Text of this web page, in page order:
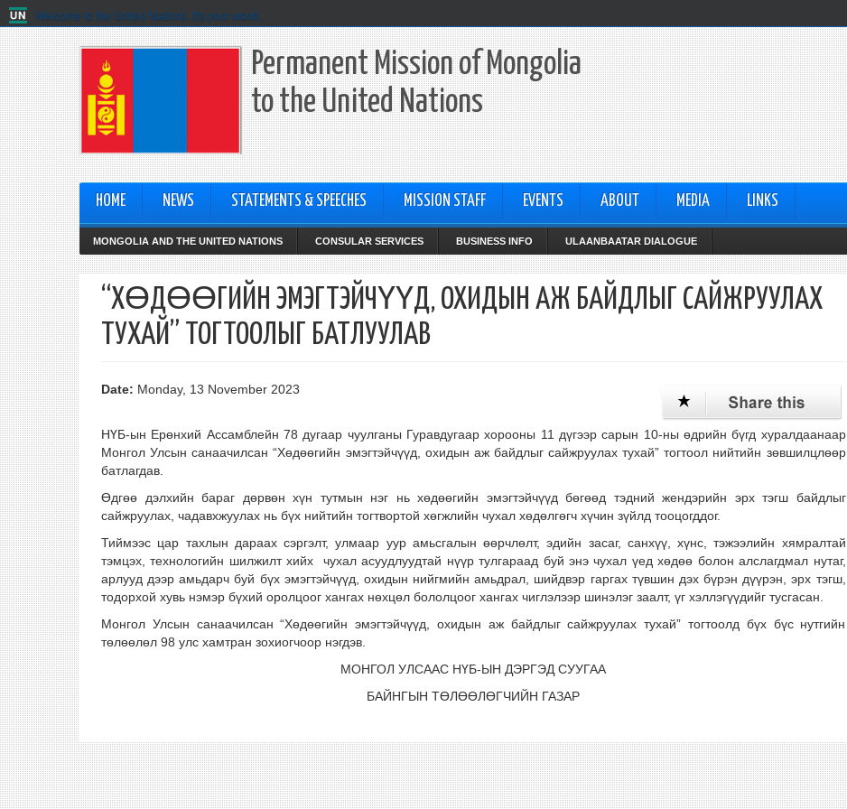
Welcome to the United Nations. It's your world.
Permanent Mission of Mongolia
to the United Nations
HOME NEWS STATEMENTS & SPEECHES MISSION STAFF EVENTS ABOUT MEDIA LINKS
MONGOLIA AND THE UNITED NATIONS CONSULAR SERVICES BUSINESS INFO ULAANBAATAR DIALOGUE
“ХӨДӨӨГИЙН ЭМЭГТЭЙЧҮҮД, ОХИДЫН АЖ БАЙДЛЫГ САЙЖРУУЛАХ
ТУХАЙ” ТОГТООЛЫГ БАТЛУУЛАВ
Date: Monday, 13 November 2023
НҮБ-ын Ерөнхий Ассамблейн 78 дугаар чуулганы Гуравдугаар хорооны 11 дүгээр сарын 10-ны өдрийн бүгд хуралдаанаар
Монгол Улсын санаачилсан “Хөдөөгийн эмэгтэйчүүд, охидын аж байдлыг сайжруулах тухай” тогтоол нийтийн зөвшилцлөөр
батлагдав.
Өдгөө дэлхийн бараг дөрвөн хүн тутмын нэг нь хөдөөгийн эмэгтэйчүүд бөгөөд тэдний жендэрийн эрх тэгш байдлыг
сайжруулах, чадавхжуулах нь бүх нийтийн тогтвортой хөгжлийн чухал хөдөлгөгч хүчин зүйлд тооцогддог.
Тиймээс цар тахлын дараах сэргэлт, улмаар уур амьсгалын өөрчлөлт, эдийн засаг, санхүү, хүнс, тэжээлийн хямралтай
тэмцэх, технологийн шилжилт хийх чухал асуудлуудтай нүүр тулгараад буй энэ чухал үед хөдөө болон алслагдмал нутаг,
арлууд дээр амьдарч буй бүх эмэгтэйчүүд, охидын нийгмийн амьдрал, шийдвэр гаргах түвшин дэх бүрэн дүүрэн, эрх тэгш,
тодорхой хувь нэмэр бүхий оролцоог хангах нөхцөл бололцоог хангах чиглэлээр шинэлэг заалт, үг хэллэгүүдийг тусгасан.
Монгол Улсын санаачилсан “Хөдөөгийн эмэгтэйчүүд, охидын аж байдлыг сайжруулах тухай” тогтоолд бүх бүс нутгийн
төлөөлөл 98 улс хамтран зохиогчоор нэгдэв.
МОНГОЛ УЛСААС НҮБ-ЫН ДЭРГЭД СУУГАА
БАЙНГЫН ТӨЛӨӨЛӨГЧИЙН ГАЗАР